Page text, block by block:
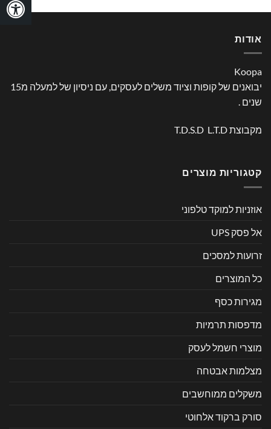
אודות
Koopa
יבואנים של קופות וציוד משלים לעסקים, עם ניסיון של למעלה מ15
שנים .
מקבוצת T.D.S.D L.T.D
קטגוריות מוצרים
אוזניות למוקד טלפוני
אל פסק UPS
זרועות למסכים
כל המוצרים
מגירות כסף
מדפסות תרמיות
מוצרי חשמל לעסק
מצלמות אבטחה
משקלים ממוחשבים
סורק ברקוד אלחוטי